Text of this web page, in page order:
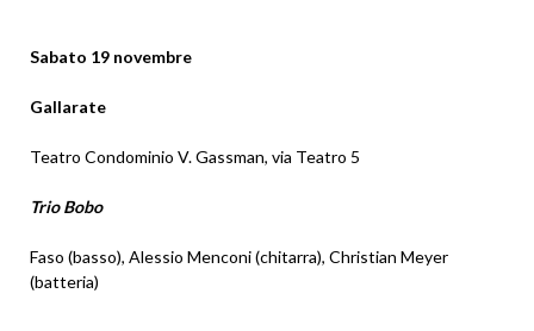
Sabato 19 novembre
Gallarate
Teatro Condominio V. Gassman, via Teatro 5
Trio Bobo
Faso (basso), Alessio Menconi (chitarra), Christian Meyer
(batteria)